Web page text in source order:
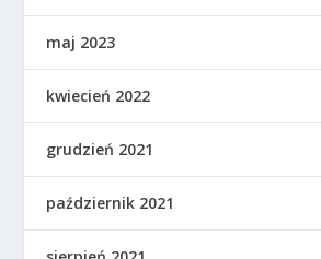
maj 2023
kwiecień 2022
grudzień 2021
październik 2021